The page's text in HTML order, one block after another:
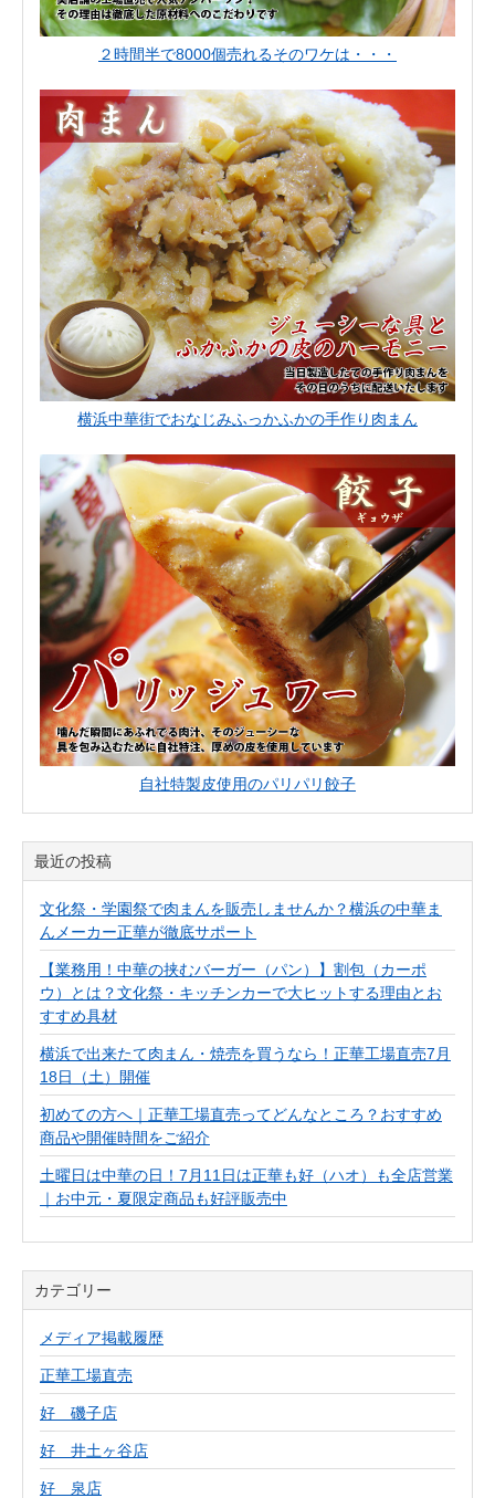
２時間半で8000個売れるそのワケは・・・
横浜中華街でおなじみふっかふかの手作り肉まん
自社特製皮使用のパリパリ餃子
最近の投稿
文化祭・学園祭で肉まんを販売しませんか？横浜の中華ま
んメーカー正華が徹底サポート
【業務用！中華の挟むバーガー（パン）】割包（カーポ
ウ）とは？文化祭・キッチンカーで大ヒットする理由とお
すすめ具材
横浜で出来たて肉まん・焼売を買うなら！正華工場直売7月
18日（土）開催
初めての方へ｜正華工場直売ってどんなところ？おすすめ
商品や開催時間をご紹介
土曜日は中華の日！7月11日は正華も好（ハオ）も全店営業
｜お中元・夏限定商品も好評販売中
カテゴリー
メディア掲載履歴
正華工場直売
好 磯子店
好 井土ヶ谷店
好 泉店